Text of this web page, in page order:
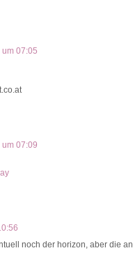
07:05
07:09
noch der horizon, aber die